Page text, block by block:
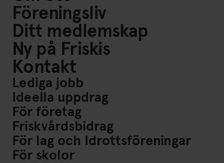
Föreningsliv
Ditt medlemskap
Ny på Friskis
Kontakt
Lediga jobb
Ideella uppdrag
För företag
Friskvårdsbidrag
För lag och Idrottsföreningar
För skolor